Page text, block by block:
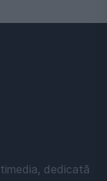
dedicată